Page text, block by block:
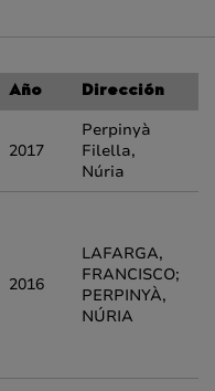
Año Dirección
2017
Perpinyà
Filella,
Núria
2016
LAFARGA,
FRANCISCO;
PERPINYÀ,
NÚRIA